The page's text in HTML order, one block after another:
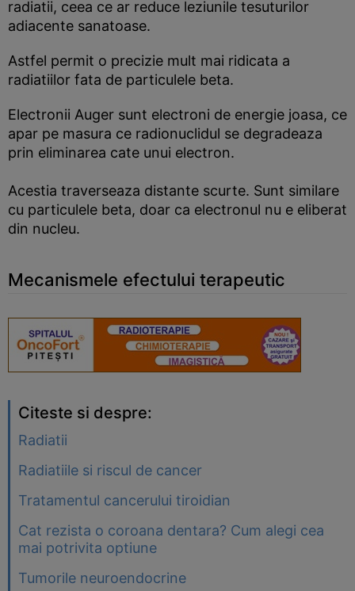
radiatii, ceea ce ar reduce leziunile tesuturilor
adiacente sanatoase.
Astfel permit o precizie mult mai ridicata a
radiatiilor fata de particulele beta.
Electronii Auger sunt electroni de energie joasa, ce
apar pe masura ce radionuclidul se degradeaza
prin eliminarea cate unui electron.
Acestia traverseaza distante scurte. Sunt similare
cu particulele beta, doar ca electronul nu e eliberat
din nucleu.
Mecanismele efectului terapeutic
Citeste si despre:
Radiatii
Radiatiile si riscul de cancer
Tratamentul cancerului tiroidian
Cat rezista o coroana dentara? Cum alegi cea
mai potrivita optiune
Tumorile neuroendocrine